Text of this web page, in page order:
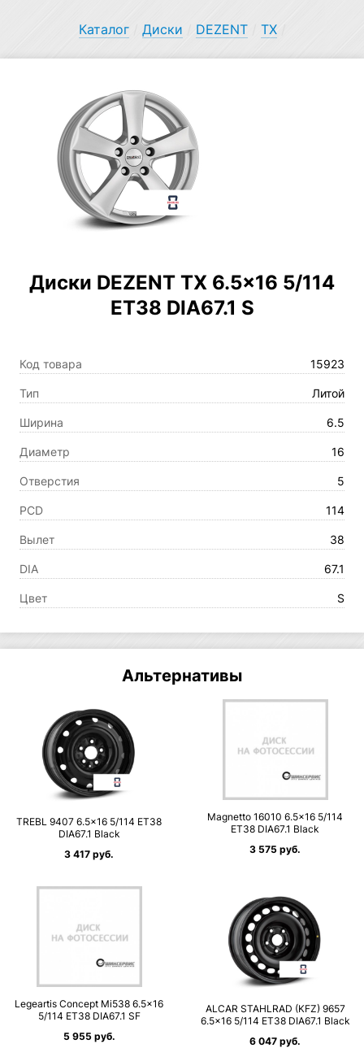
Каталог/ Диски DEZENT/ TX/
Диски DEZENT TX 6.5×16 5/114
ET38 DIA67.1 S
Код товара 15923
Тип Литой
Ширина 6.5
Диаметр 16
Отверстия 5
PCD 114
Вылет 38
DIA 67.1
Цвет S
Альтернативы
TREBL 9407 6.5×16 5/114 ET38
DIA67.1 Black
3 417 руб.
Magnetto 16010 6.5×16 5/114
ET38 DIA67.1 Black
3 575 руб.
Legeartis Concept Mi538 6.5×16
5/114 ET38 DIA67.1 SF
5 955 руб.
ALCAR STAHLRAD (KFZ) 9657
6.5×16 5/114 ET38 DIA67.1 Black
6 047 руб.